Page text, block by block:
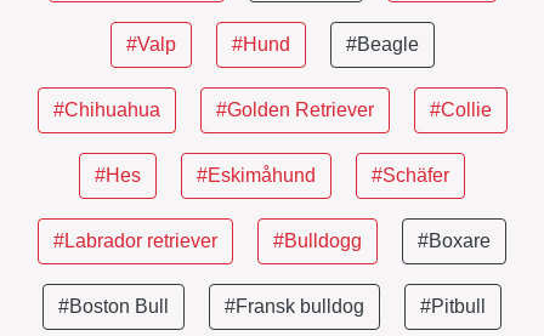
#Valp #Hund #Beagle
#Chihuahua #Golden Retriever #Collie
#Hes #Eskimåhund #Schäfer
#Labrador retriever #Bulldogg #Boxare
#Boston Bull #Fransk bulldog #Pitbull